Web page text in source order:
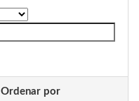
Ordenar por